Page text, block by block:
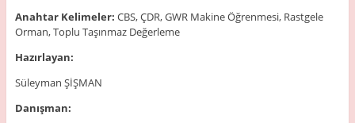
Anahtar Kelimeler: CBS, ÇDR, GWR Makine Öğrenmesi, Rastgele
Orman, Toplu Taşınmaz Değerleme
Hazırlayan:
Süleyman ŞİŞMAN
Danışman: